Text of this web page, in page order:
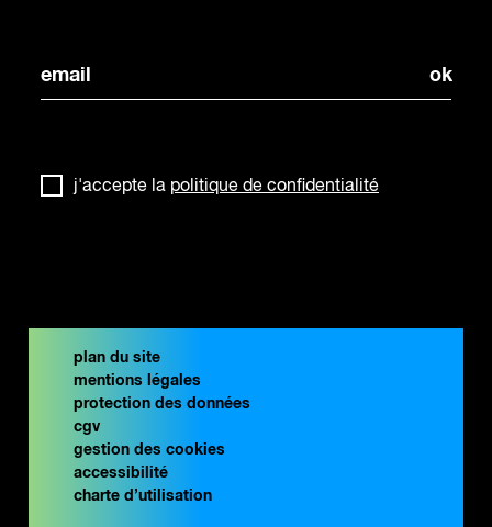
j'accepte la politique de confidentialité
plan du site
mentions légales
protection des données
cgv
gestion des cookies
accessibilité
charte d’utilisation